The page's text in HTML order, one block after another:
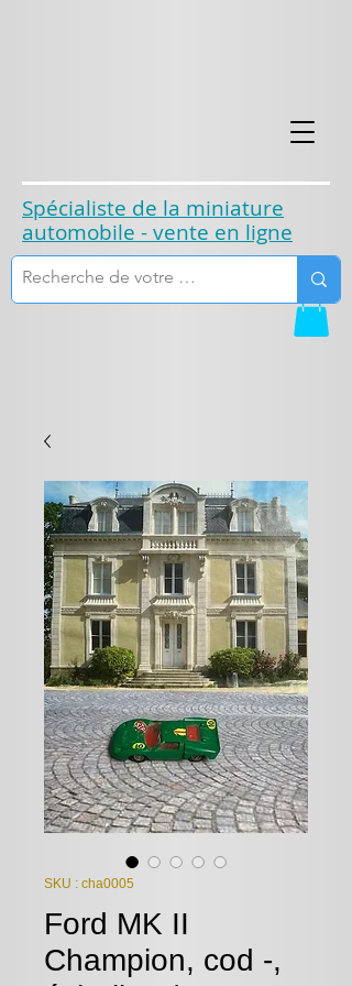
​Spécialiste de la miniature
automobile - vente en ligne
SKU : cha0005
Ford MK II
Champion, cod -,